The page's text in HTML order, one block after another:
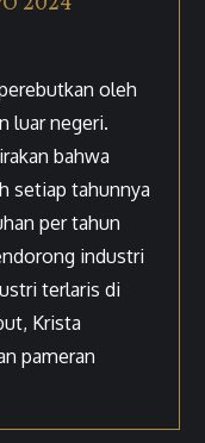
oleh
luar negeri.
bahwa
setiap tahunnya
per tahun
industri
terlaris di
Krista
pameran